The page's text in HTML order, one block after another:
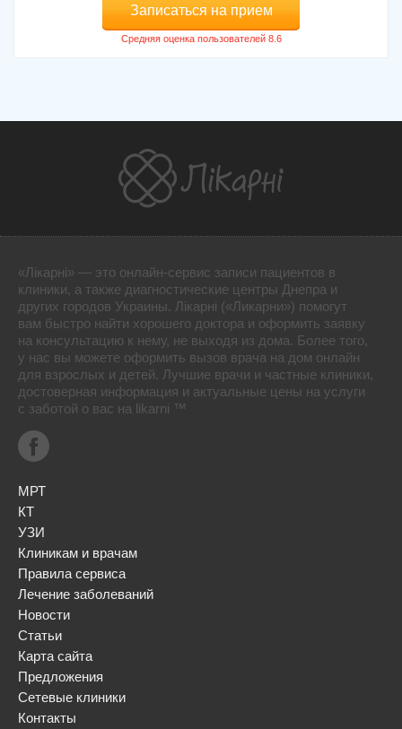
Записаться на прием
«Лікарні» — это онлайн-сервис записи пациентов в
клиники, а также диагностические центры Днепра и
других городов Украины. Лікарні («Ликарни») помогут
вам быстро найти хорошего доктора и оформить заявку
на консультацию к нему, не выходя из дома. Более того,
у нас вы можете оформить вызов врача на дом онлайн
для взрослых и детей. Лучшие врачи и частные клиники,
достоверная информация и актуальные цены на услуги
с заботой о вас на likarni ™
МРТ
КТ
УЗИ
Клиникам и врачам
Правила сервиса
Лечение заболеваний
Новости
Статьи
Карта сайта
Предложения
Сетевые клиники
Контакты